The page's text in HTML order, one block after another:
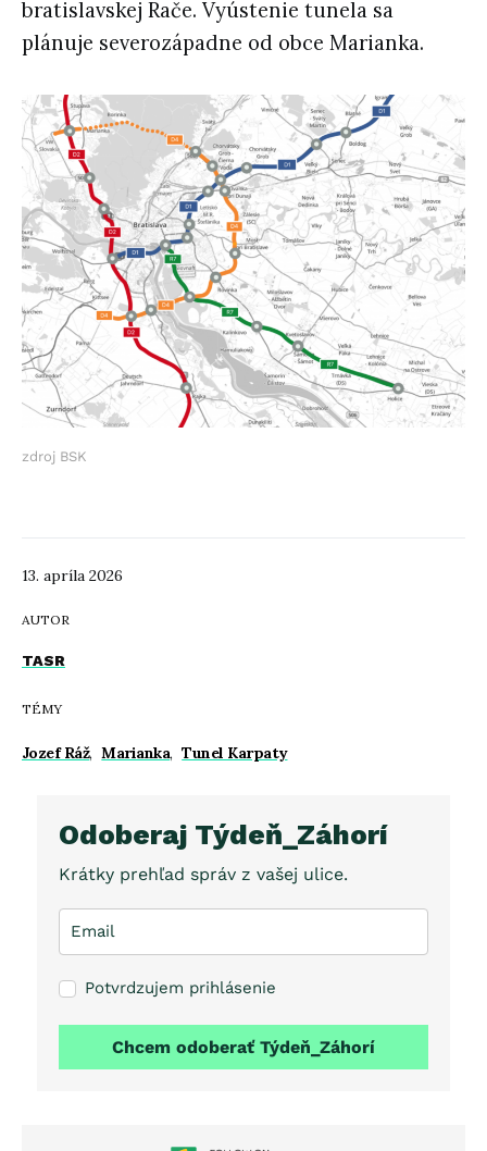
13. apríla 2026
AUTOR
TASR
TÉMY
Jozef Ráž, Marianka, Tunel Karpaty
bratislavskej Rače. Vyústenie tunela sa
plánuje severozápadne od obce Marianka.
zdroj BSK
Odoberaj Týdeň_Záhorí
Krátky prehľad správ z vašej ulice.
Potvrdzujem prihlásenie
Chcem odoberať Týdeň_Záhorí